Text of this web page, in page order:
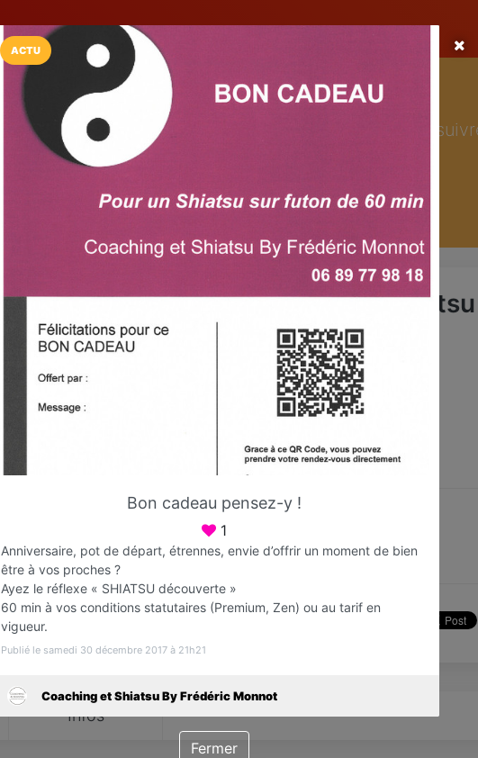
Installez l'App LaCarte
Téléchargez gratuitement l'app LaCarte pour
commerces favoris et ne rien rater !
Télécharger Plus tard
Coaching et
Monnot
Coaching et Shiatsu
Lingolsheim
Contacter
Ouvre dès 18:00
Infos
ACTU
Bon cadeau pensez-y !
1
Anniversaire, pot de départ, étrennes, envie d’offrir un moment de bien
être à vos proches ?
Ayez le réflexe « SHIATSU découverte »
60 min à vos conditions statutaires (Premium, Zen) ou au tarif en
vigueur.
Publié le samedi 30 décembre 2017 à 21h21
Coaching et Shiatsu By Frédéric Monnot
Fermer